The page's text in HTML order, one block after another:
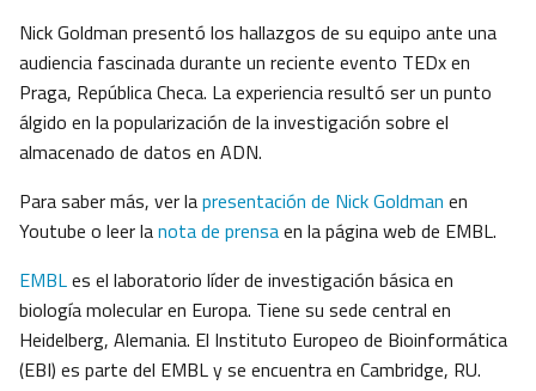
Nick Goldman presentó los hallazgos de su equipo ante una
audiencia fascinada durante un reciente evento TEDx en
Praga, República Checa. La experiencia resultó ser un punto
álgido en la popularización de la investigación sobre el
almacenado de datos en ADN.
Para saber más, ver lapresentación de Nick Goldman en
Youtube o leer lanota de prensaen la página web de EMBL.
EMBLes el laboratorio líder de investigación básica en
biología molecular en Europa. Tiene su sede central en
Heidelberg, Alemania. El Instituto Europeo de Bioinformática
(EBI) es parte del EMBL y se encuentra en Cambridge, RU.